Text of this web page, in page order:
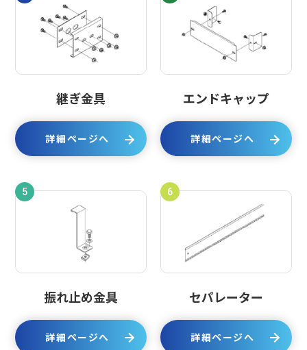
継ぎ金具
詳細ページへ
エンドキャップ
詳細ページへ
5
振れ止め金具
詳細ページへ
6
セパレーター
詳細ページへ